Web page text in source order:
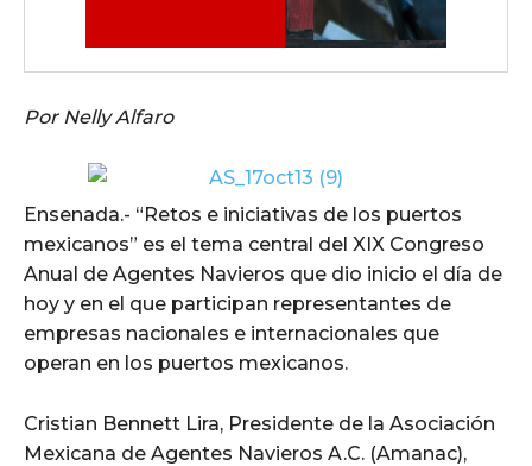
Por Nelly Alfaro
Ensenada.- “Retos e iniciativas de los puertos
mexicanos” es el tema central del XIX Congreso
Anual de Agentes Navieros que dio inicio el día de
hoy y en el que participan representantes de
empresas nacionales e internacionales que
operan en los puertos mexicanos.
Cristian Bennett Lira, Presidente de la Asociación
Mexicana de Agentes Navieros A.C. (Amanac),